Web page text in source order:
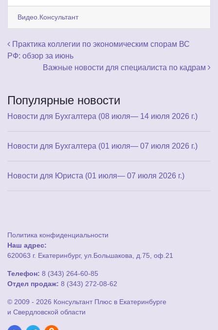
Видео.Консультант
Навигация по записям
Практика коллегии по экономическим спорам ВС
РФ: обзор за июнь
Важные новости для специалиста по кадрам
Популярные новости
Новости для Бухгалтера (08 июля— 14 июля 2026 г.)
Новости для Бухгалтера (01 июля— 07 июля 2026 г.)
Новости для Юриста (01 июля— 07 июля 2026 г.)
Политика конфиденциальности
Наш адрес:
620063 г. Екатеринбург, ул.Большакова, д.75, оф.21
Телефон: 8 (343) 264-60-85
Отдел продаж: 8 (343) 272-08-62
© 2009 - 2026 Консультант Плюс в Екатеринбурге
и Свердловской области